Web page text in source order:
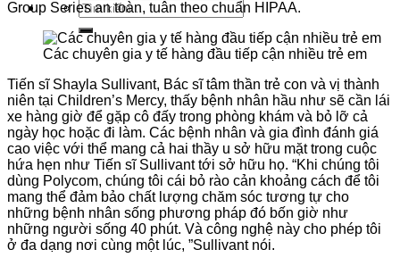
Tìm
kiếm:
Group Series an toàn, tuân theo chuẩn HIPAA.
Các chuyên gia y tế hàng đầu tiếp cận nhiều trẻ em
Tiến sĩ Shayla Sullivant, Bác sĩtâm thần trẻ con và vị thành
niên tại Children’s Mercy, thấy bệnh nhân hầu như sẽ cần lái
xe hàng giờ để gặp cô đấy trong phòng khám và bỏ lỡ cả
ngày học hoặc đi làm. Các bệnh nhân và gia đình đánh giá
cao việc với thể mang cả hai thầy u sở hữu mặt trong cuộc
hứa hẹn như Tiến sĩ Sullivanttới sở hữu họ. “Khi chúng tôi
dùng Polycom, chúng tôi cái bỏ rào cản khoảng cách để tôi
mang thể đảm bảo chất lượng chăm sóc tương tự cho
những bệnh nhân sống phương pháp đó bốn giờ như
những người sống 40 phút. Và công nghệ này cho phép tôi
ở đa dạng nơi cùng mộtlúc, ”Sullivant nói.